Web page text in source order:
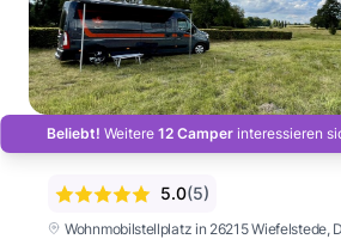
Beliebt! Weitere 12 Camper interessieren
Wohnmobilstellplatz in 26215 Wiefelstede,
5.0(5)